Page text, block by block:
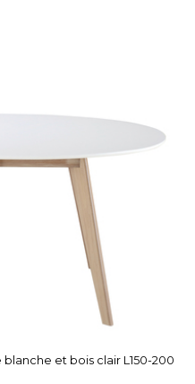
et bois clair L150-200